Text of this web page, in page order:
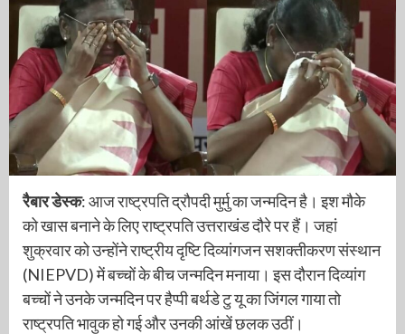
रैबार डेस्क: आज राष्ट्रपति द्रौपदी मुर्मु का जन्मदिन है। इश मौके
को खास बनाने के लिए राष्ट्रपति उत्तराखंड दौरे पर हैं। जहां
शुक्रवार को उन्होंने राष्ट्रीय दृष्टि दिव्यांगजन सशक्तीकरण संस्थान
(NIEPVD) में बच्चों के बीच जन्मदिन मनाया। इस दौरान दिव्यांग
बच्चों ने उनके जन्मदिन पर हैप्पी बर्थडे टु यू का जिंगल गाया तो
राष्ट्रपति भावुक हो गई और उनकी आंखें छलक उठीं।